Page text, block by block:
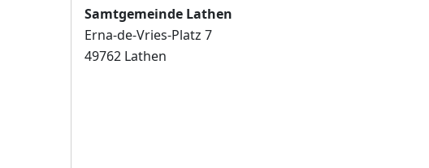
Samtgemeinde Lathen
Erna-de-Vries-Platz 7
49762 Lathen